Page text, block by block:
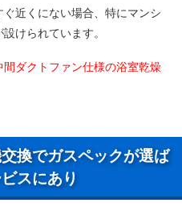
近くにない場合、特にマンシ
けられています。
ダクトファン仕様の浴室乾燥
換でガスペックが選ば
スにあり